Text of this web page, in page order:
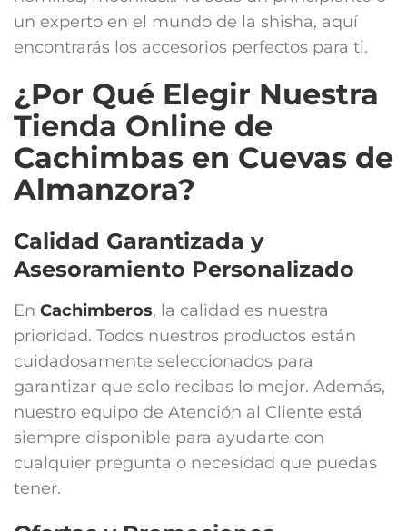
un experto en el mundo de la shisha, aquí
encontrarás los accesorios perfectos para ti.
¿Por Qué Elegir Nuestra
Tienda Online de
Cachimbas en Cuevas de
Almanzora?
Calidad Garantizada y
Asesoramiento Personalizado
En Cachimberos, la calidad es nuestra
prioridad. Todos nuestros productos están
cuidadosamente seleccionados para
garantizar que solo recibas lo mejor. Además,
nuestro equipo de Atención al Cliente está
siempre disponible para ayudarte con
cualquier pregunta o necesidad que puedas
tener.